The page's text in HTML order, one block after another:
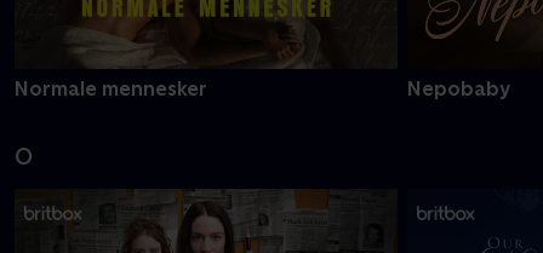
Normale mennesker Nepobaby
O